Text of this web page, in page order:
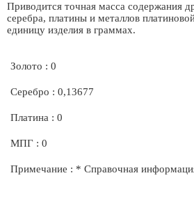
Приводится точная масса содержания
серебра, платины и металлов
единицу изделия в граммах.
Золото : 0
Серебро : 0,13677
Платина : 0
МПГ : 0
Примечание : * Справочная